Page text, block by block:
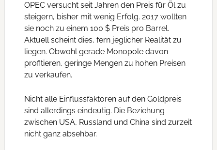
OPEC versucht seit Jahren den Preis für Öl zu
steigern, bisher mit wenig Erfolg. 2017 wollten
sie noch zu einem 100 $ Preis pro Barrel.
Aktuell scheint dies, fern jeglicher Realität zu
liegen. Obwohl gerade Monopole davon
profitieren, geringe Mengen zu hohen Preisen
zu verkaufen.
Nicht alle Einflussfaktoren auf den Goldpreis
sind allerdings eindeutig. Die Beziehung
zwischen USA, Russland und China sind zurzeit
nicht ganz absehbar.